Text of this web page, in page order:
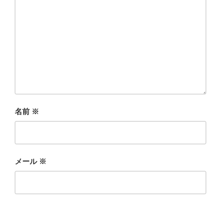
名前 ※
メール ※